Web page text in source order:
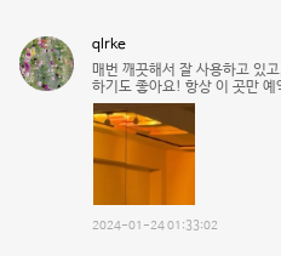
qlrke
매번 깨끗해서 잘 사용하고 있
하기도 좋아요! 항상 이 곳만
2024-01-24 01:33:02